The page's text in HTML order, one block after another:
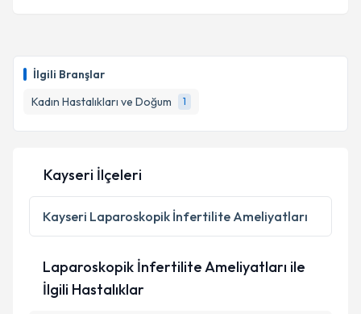
İlgili Branşlar
Kadın Hastalıkları ve Doğum
1
Kayseri İlçeleri
Kayseri Laparoskopik İnfertilite Ameliyatları
Laparoskopik İnfertilite Ameliyatları ile
İlgili Hastalıklar